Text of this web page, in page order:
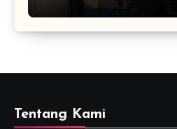
Tentang Kami